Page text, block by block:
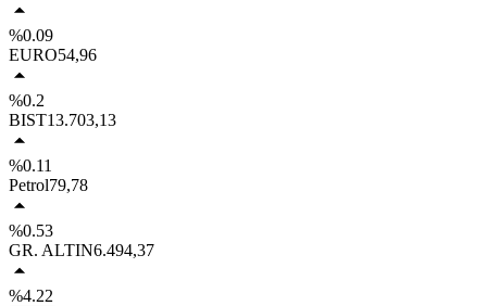
%0.09
EURO54,96
%0.2
BIST13.703,13
%0.11
Petrol79,78
%0.53
GR. ALTIN6.494,37
%4.22